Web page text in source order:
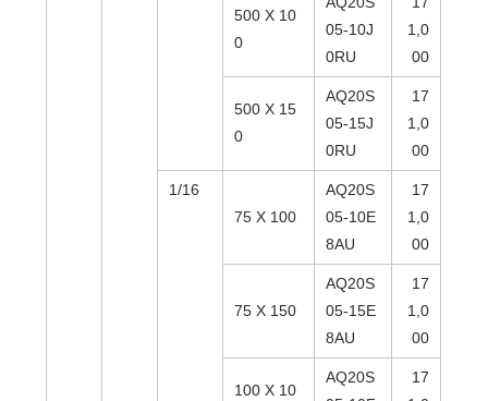
500 X 10
0
05-10J
0RU
1,0
00
500 X 15
0
AQ20S
05-15J
0RU
17
1,0
00
1/16
75 X 100
AQ20S
05-10E
8AU
17
1,0
00
75 X 150
AQ20S
05-15E
8AU
17
1,0
00
100 X 10
AQ20S
17